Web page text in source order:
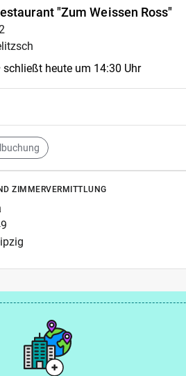
"Zum Weissen Ross"
schließt heute um 14:30 Uhr
ZIMMERVERMITTLUNG